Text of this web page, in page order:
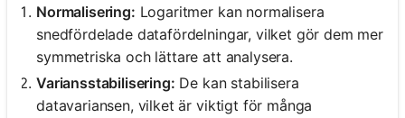
frågor
Normalisering: Logaritmer kan normalisera
snedfördelade datafördelningar, vilket gör dem mer
symmetriska och lättare att analysera.
Variansstabilisering: De kan stabilisera
datavariansen, vilket är viktigt för många